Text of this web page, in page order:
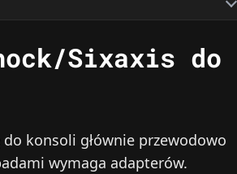
Sixaxis do
do konsoli głównie przewodowo
wymaga adapterów.